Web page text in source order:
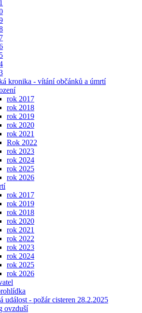
kronika - vítání občánků a úmrtí
rok 2017
rok 2018
rok 2019
rok 2020
rok 2021
Rok 2022
rok 2023
rok 2024
rok 2025
rok 2026
rok 2017
rok 2019
rok 2018
rok 2020
rok 2021
rok 2022
rok 2023
rok 2024
rok 2025
rok 2026
událost - požár cisteren 28.2.2025
ovzduší